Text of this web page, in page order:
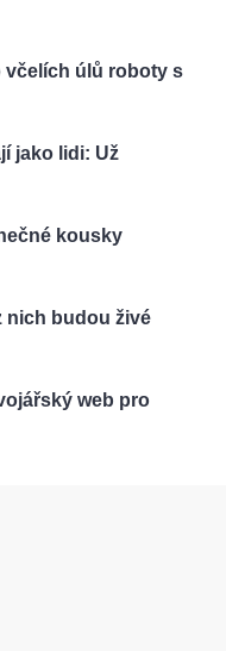
včelích úlů roboty s
jako lidi: Už
kousky
nich budou živé
web pro